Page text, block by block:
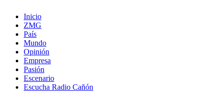
Inicio
ZMG
País
Mundo
Opinión
Empresa
Pasión
Escenario
Escucha Radio Cañón